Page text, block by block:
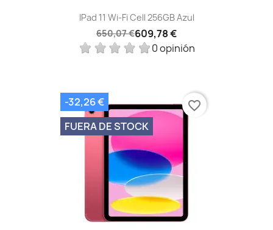
IPad 11 Wi-Fi Cell 256GB Azul
650,07 €609,78 €
0 opinión
-32,26 €
FUERA DE STOCK
favorite_border